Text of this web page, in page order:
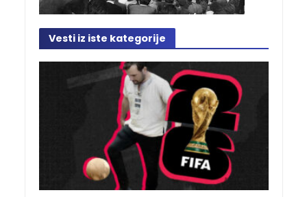
Vesti iz iste kategorije